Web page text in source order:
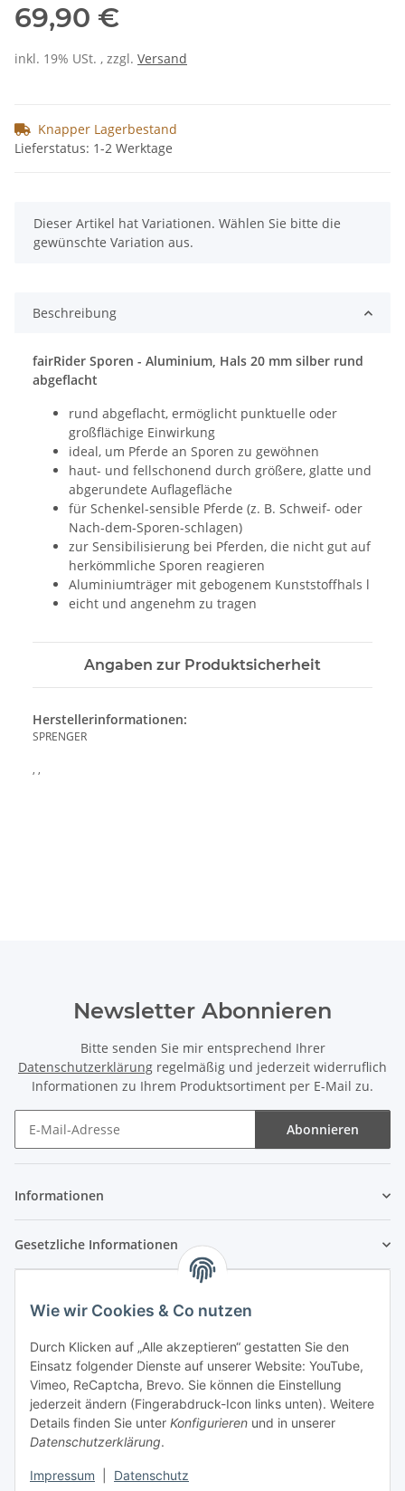
Wie wir Cookies & Co nutzen
Durch Klicken auf „Alle akzeptieren“ gestatten Sie den
Einsatz folgender Dienste auf unserer Website: YouTube,
Vimeo, ReCaptcha, Brevo. Sie können die Einstellung
jederzeit ändern (Fingerabdruck-Icon links unten). Weitere
Details finden Sie unter Konfigurieren und in unserer
Datenschutzerklärung.
Impressum Datenschutz
69,90 €
inkl. 19% USt. , zzgl. Versand
Knapper Lagerbestand
Lieferstatus: 1-2 Werktage
x
Dieser Artikel hat Variationen. Wählen Sie bitte die
gewünschte Variation aus.
Beschreibung
fairRider Sporen - Aluminium, Hals 20 mm silber rund
abgeflacht
rund abgeflacht, ermöglicht punktuelle oder
großflächige Einwirkung
ideal, um Pferde an Sporen zu gewöhnen
haut- und fellschonend durch größere, glatte und
abgerundete Auflagefläche
für Schenkel-sensible Pferde (z. B. Schweif- oder
Nach-dem-Sporen-schlagen)
zur Sensibilisierung bei Pferden, die nicht gut auf
herkömmliche Sporen reagieren
Aluminiumträger mit gebogenem Kunststoffhals l
eicht und angenehm zu tragen
Angaben zur Produktsicherheit
Herstellerinformationen:
SPRENGER
, ,
Newsletter Abonnieren
Bitte senden Sie mir entsprechend Ihrer
Datenschutzerklärung regelmäßig und jederzeit widerruflich
Informationen zu Ihrem Produktsortiment per E-Mail zu.
Abonnieren
Informationen
Gesetzliche Informationen